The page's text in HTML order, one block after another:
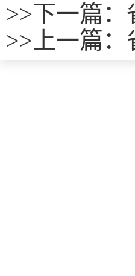
>>下一篇：
>> 上一篇：